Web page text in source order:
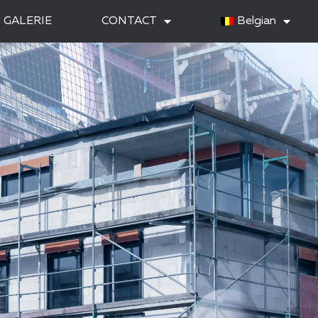
GALERIE CONTACT Belgian